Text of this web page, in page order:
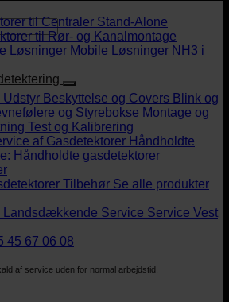
til Centraler Stand-Alone
til Rør- og Kanalmontage
Løsninger Mobile Løsninger NH3 i
Udstyr Beskyttelse og Covers Blink og
og Styrebokse Montage og
Test og Kalibrering
af Gasdetektorer Håndholdte
Håndholdte gasdetektorer
Tilbehør Se alle produkter
Landsdækkende Service Service Vest
45 67 06 08
af service uden for normal arbejdstid.